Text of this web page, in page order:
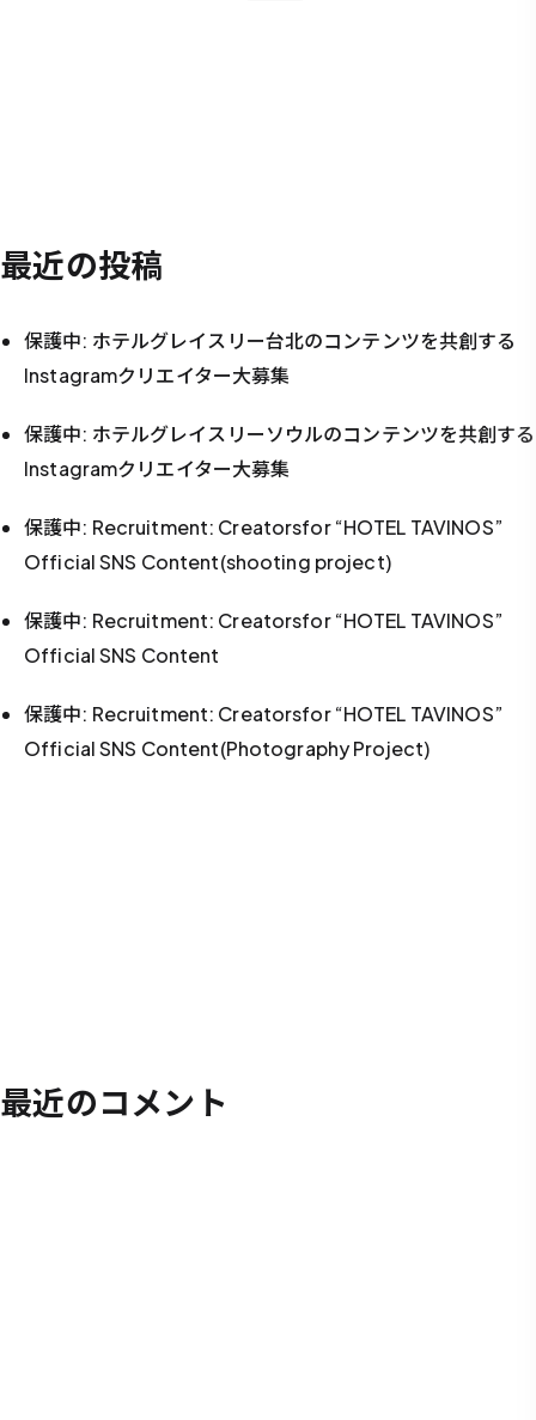
最近の投稿
保護中: ホテルグレイスリー台北のコンテンツを共創する
Instagramクリエイター大募集
保護中: ホテルグレイスリーソウルのコンテンツを共創する
Instagramクリエイター大募集
保護中: Recruitment: Creatorsfor “HOTEL TAVINOS”
Official SNS Content(shooting project)
保護中: Recruitment: Creatorsfor “HOTEL TAVINOS”
Official SNS Content
保護中: Recruitment: Creatorsfor “HOTEL TAVINOS”
Official SNS Content(Photography Project)
最近のコメント